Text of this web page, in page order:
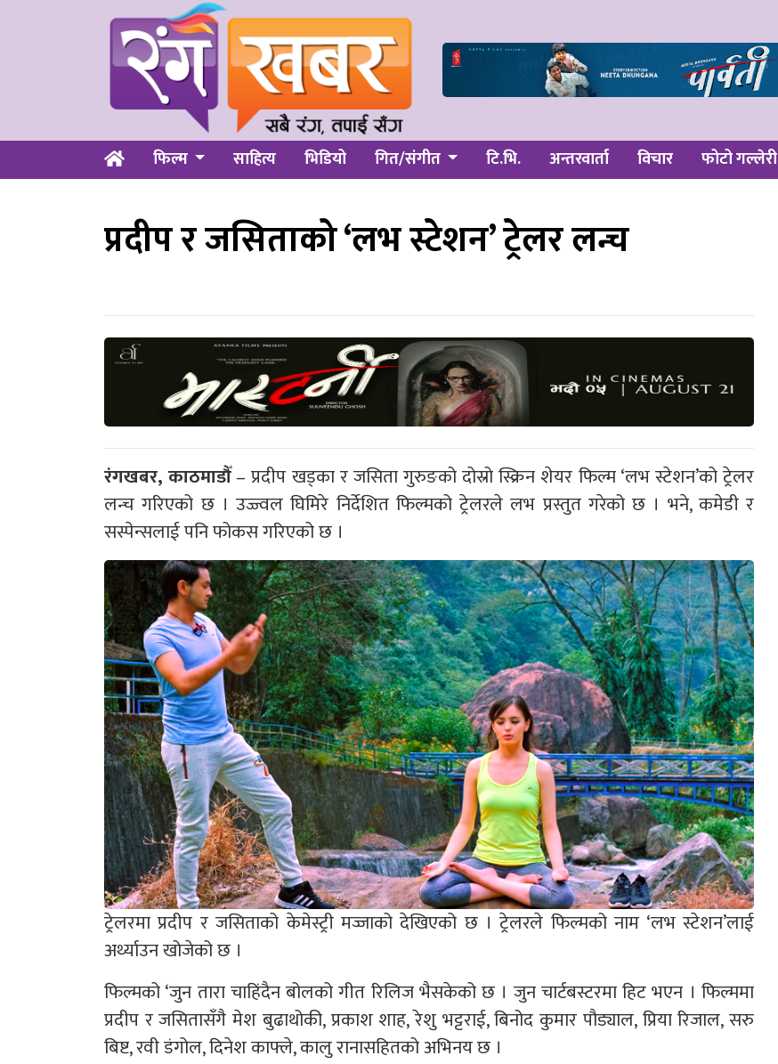
फिल्म साहित्य भिडियो गित/संगीत टि.भि. अन्तरवार्ता विचार फोटो गल्लेरी
प्रदीप र जसिताको ‘लभ स्टेशन’ ट्रेलर लन्च
रंगखबर, काठमाडौँ– प्रदीप खड्का र जसिता गुरुङको दोस्रो स्क्रिन शेयर फिल्म ‘लभ स्टेशन’को ट्रेलर
लन्च गरिएको छ । उज्ज्वल घिमिरे निर्देशित फिल्मको ट्रेलरले लभ प्रस्तुत गरेको छ । भने, कमेडी र
सस्पेन्सलाई पनि फोकस गरिएको छ ।
ट्रेलरमा प्रदीप र जसिताको केमेस्ट्री मज्जाको देखिएको छ । ट्रेलरले फिल्मको नाम ‘लभ स्टेशन’लाई
अर्थ्याउन खोजेको छ ।
फिल्मको ‘जुन तारा चाहिंदैन बोलको गीत रिलिज भैसकेको छ । जुन चार्टबस्टरमा हिट भएन । फिल्ममा
प्रदीप र जसितासँगै मेश बुढाथोकी, प्रकाश शाह, रेशु भट्टराई, बिनोद कुमार पौड्याल, प्रिया रिजाल, सरु
बिष्ट, रवी डंगोल, दिनेश काफ्ले, कालु रानासहितको अभिनय छ ।